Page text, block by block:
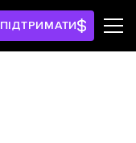
ПІДТРИМАТИ